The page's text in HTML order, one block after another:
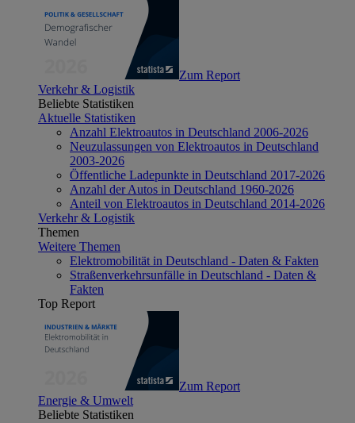
Zum Report
Verkehr & Logistik
Beliebte Statistiken
Aktuelle Statistiken
Anzahl Elektroautos in Deutschland 2006-2026
Neuzulassungen von Elektroautos in Deutschland
2003-2026
Öffentliche Ladepunkte in Deutschland 2017-2026
Anzahl der Autos in Deutschland 1960-2026
Anteil von Elektroautos in Deutschland 2014-2026
Verkehr & Logistik
Themen
Weitere Themen
Elektromobilität in Deutschland - Daten & Fakten
Straßenverkehrsunfälle in Deutschland - Daten &
Fakten
Top Report
Zum Report
Energie & Umwelt
Beliebte Statistiken